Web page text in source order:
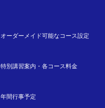
オーダーメイド可能なコース設定
特別講習案内・各コース料金
年間行事予定